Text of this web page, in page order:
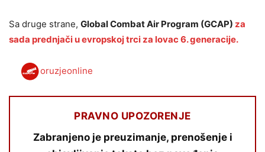
Sa druge strane, Global Combat Air Program (GCAP) za
sada prednjači u evropskoj trci za lovac 6. generacije.
oruzjeonline
PRAVNO UPOZORENJE
Zabranjeno je preuzimanje, prenošenje i